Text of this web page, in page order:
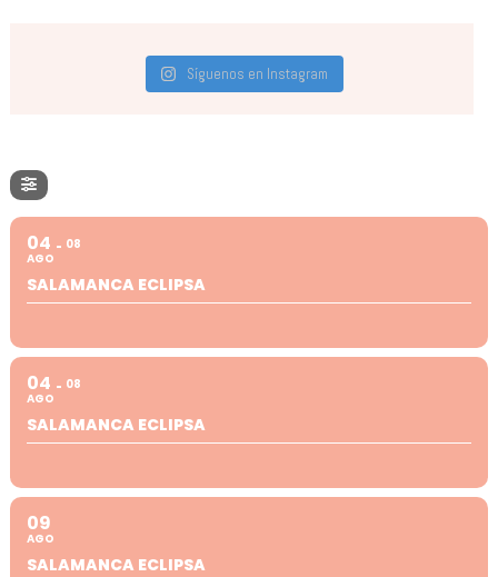
Síguenos en Instagram
04
AGO
08
SALAMANCA ECLIPSA
04
AGO
08
SALAMANCA ECLIPSA
09
AGO
SALAMANCA ECLIPSA